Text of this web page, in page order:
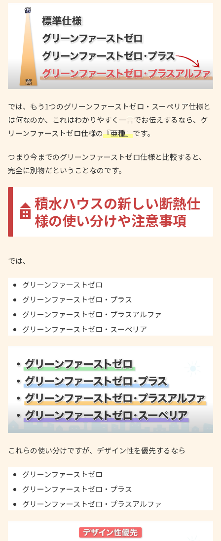
では、もう1つのグリーンファーストゼロ・スーペリア仕様と
は何なのか、これはわかりやすく一言でお伝えするなら、グ
リーンファーストゼロ仕様の『亜種』です。
つまり今までのグリーンファーストゼロ仕様と比較すると、
完全に別物だということなのです。
積水ハウスの新しい断熱仕
様の使い分けや注意事項
では、
グリーンファーストゼロ
グリーンファーストゼロ・プラス
グリーンファーストゼロ・プラスアルファ
グリーンファーストゼロ・スーペリア
これらの使い分けですが、デザイン性を優先するなら
グリーンファーストゼロ
グリーンファーストゼロ・プラス
グリーンファーストゼロ・プラスアルファ